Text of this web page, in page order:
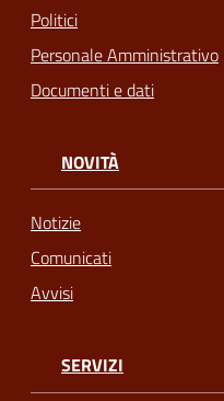
Politici
Personale Amministrativo
Documenti e dati
NOVITÀ
Notizie
Comunicati
Avvisi
SERVIZI